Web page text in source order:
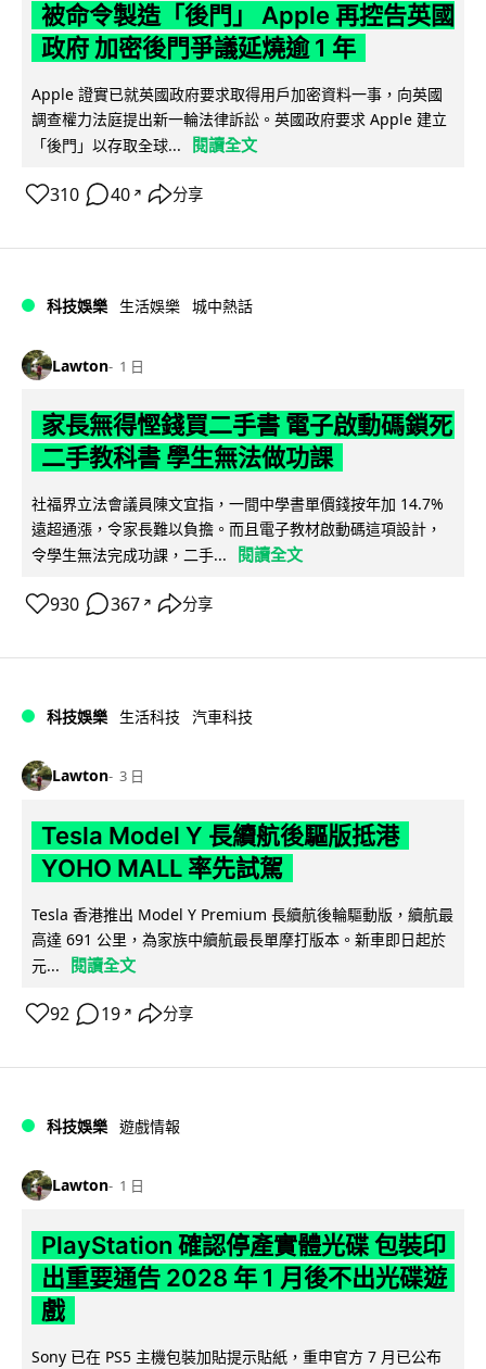
被命令製造「後門」 Apple 再控告英國
政府 加密後門爭議延燒逾 1 年
Apple 證實已就英國政府要求取得用戶加密資料一事，向英國
調查權力法庭提出新一輪法律訴訟。英國政府要求 Apple 建立
「後門」以存取全球...
閱讀全文
310 40 ↗ 分享
科技娛樂 生活娛樂 城中熱話
Lawton 1 日
家長無得慳錢買二手書 電子啟動碼鎖死
二手教科書 學生無法做功課
社福界立法會議員陳文宜指，一間中學書單價錢按年加 14.7%
遠超通漲，令家長難以負擔。而且電子教材啟動碼這項設計，
令學生無法完成功課，二手...
閱讀全文
930 367 ↗ 分享
科技娛樂 生活科技 汽車科技
Lawton 3 日
Tesla Model Y 長續航後驅版抵港
YOHO MALL 率先試駕
Tesla 香港推出 Model Y Premium 長續航後輪驅動版，續航最
高達 691 公里，為家族中續航最長單摩打版本。新車即日起於
元...
閱讀全文
92 19 ↗ 分享
科技娛樂 遊戲情報
Lawton 1 日
PlayStation 確認停產實體光碟 包裝印
出重要通告 2028 年 1 月後不出光碟遊
戲
Sony 已在 PS5 主機包裝加貼提示貼紙，重申官方 7 月已公布